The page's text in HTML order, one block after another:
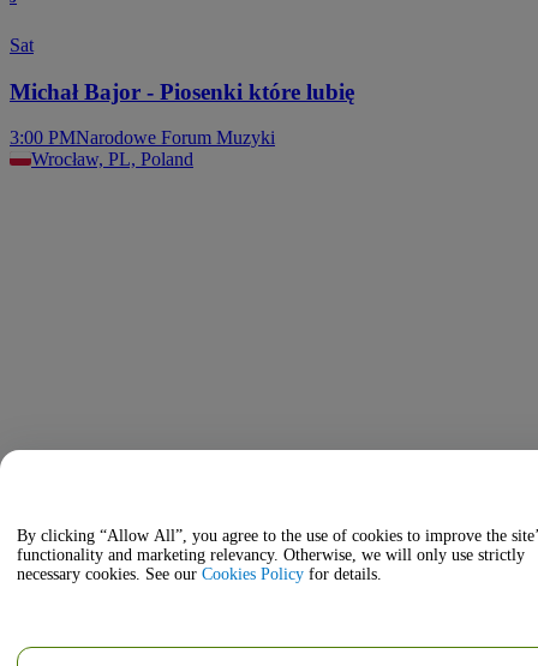
Sat
Michał Bajor - Piosenki które lubię
3:00 PMNarodowe Forum Muzyki
Wrocław, PL, Poland
By clicking “Allow All”, you agree to the use of cookies to improve the
functionality and marketing relevancy. Otherwise, we will only use strictly
necessary cookies. See our Cookies Policy for details.